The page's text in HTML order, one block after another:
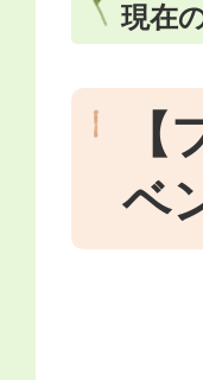
現在
ベ